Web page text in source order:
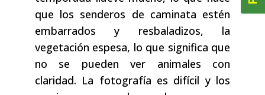
que los senderos de caminata estén
embarrados y resbaladizos, la
vegetación espesa, lo que significa que
no se pueden ver animales con
claridad. La fotografía es difícil y los